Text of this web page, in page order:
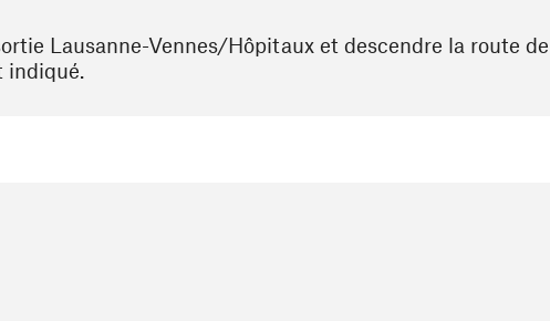
Lausanne-Vennes/Hôpitaux et descendre la route
indiqué.